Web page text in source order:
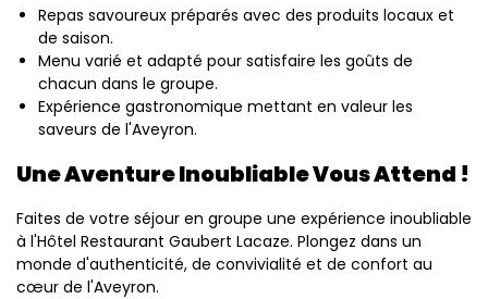
Repas savoureux préparés avec des produits locaux et
de saison.
Menu varié et adapté pour satisfaire les goûts de
chacun dans le groupe.
Expérience gastronomique mettant en valeur les
saveurs de l'Aveyron.
Une Aventure Inoubliable Vous Attend !
Faites de votre séjour en groupe une expérience inoubliable
à l'Hôtel Restaurant Gaubert Lacaze. Plongez dans un
monde d'authenticité, de convivialité et de confort au
cœur de l'Aveyron.